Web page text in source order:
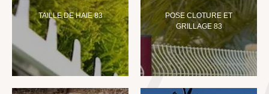
TAILLE DE HAIE 83
POSE CLOTURE ET
GRILLAGE 83